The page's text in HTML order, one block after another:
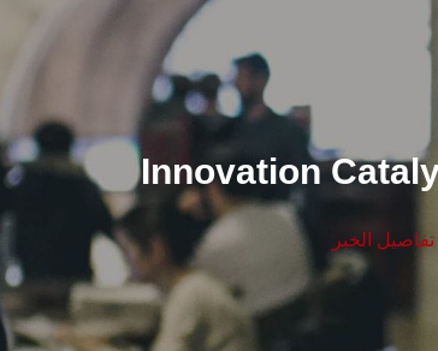
تفاصيل الخبر